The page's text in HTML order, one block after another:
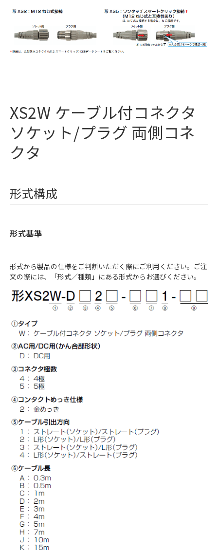
XS2W ケーブル付コネクタ
ソケット/プラグ 両側コネ
クタ
形式構成
形式基準
形式から製品の仕様をご判断いただく際にご利用ください。ご注
文の際には、「形式／種類」にある形式からお選びください。